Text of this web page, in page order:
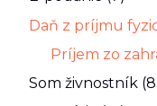
Daň z príjmu
Príjem zo
Som živnostník